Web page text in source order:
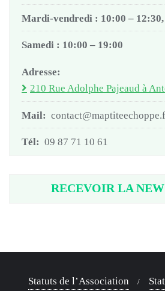
Mardi-vendredi : 10:00 –
Samedi : 10:00 – 19:00
Adresse:
210 Rue Adolphe Pajeaud à
Mail:
Tél: 09 87 71 10 61
RECEVOIR LA
Statuts de l’Association